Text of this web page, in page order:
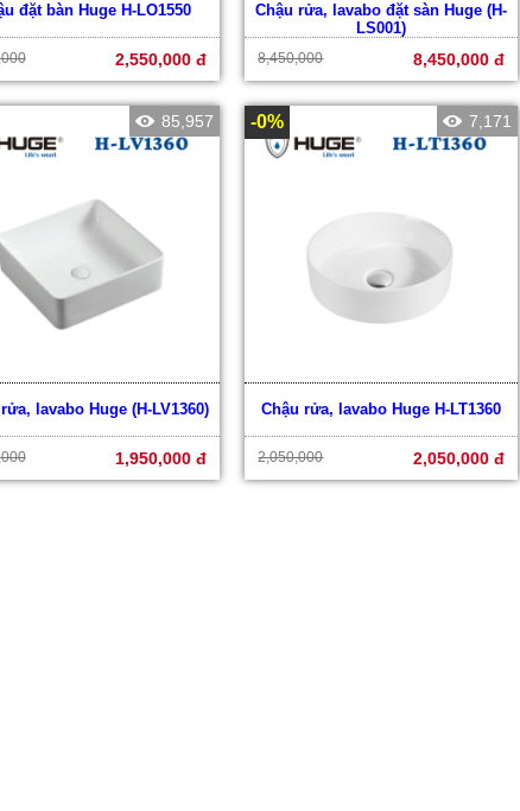
đặt bàn Huge H-LO1550
2,550,000 đ
Chậu rửa, lavabo đặt sàn Huge (H-
LS001)
8,450,000 8,450,000 đ
85,957
lavabo Huge (H-LV1360)
1,950,000 đ
-0% 7,171
Chậu rửa, lavabo Huge H-LT1360
2,050,000 2,050,000 đ